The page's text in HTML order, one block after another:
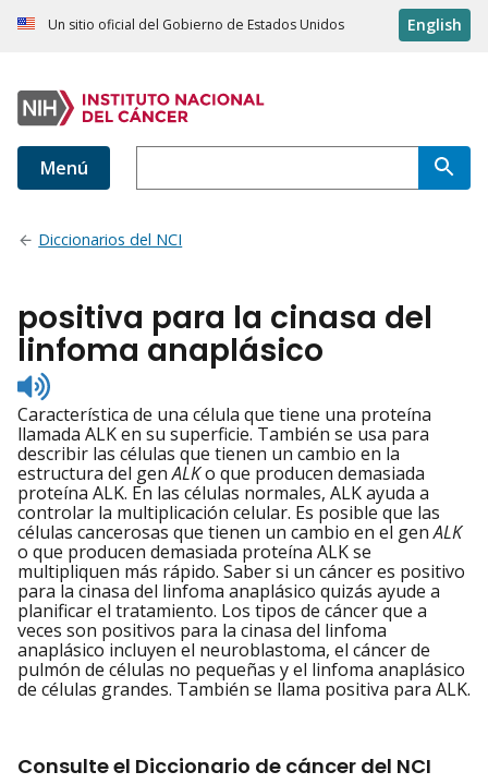
Un sitio oficial del Gobierno de Estados Unidos English
Menú
Diccionarios del NCI
positiva para la cinasa del
linfoma anaplásico
Listen
to
pronunciation
Característica de una célula que tiene una proteína
llamada ALK en su superficie. También se usa para
describir las células que tienen un cambio en la
estructura del genALKo que producen demasiada
proteína ALK. En las células normales, ALK ayuda a
controlar la multiplicación celular. Es posible que las
células cancerosas que tienen un cambio en el genALK
o que producen demasiada proteína ALK se
multipliquen más rápido. Saber si un cáncer es positivo
para la cinasa del linfoma anaplásico quizás ayude a
planificar el tratamiento. Los tipos de cáncer que a
veces son positivos para la cinasa del linfoma
anaplásico incluyen el neuroblastoma, el cáncer de
pulmón de células no pequeñas y el linfoma anaplásico
de células grandes. También se llama positiva para ALK.
Consulte el Diccionario de cáncer del NCI